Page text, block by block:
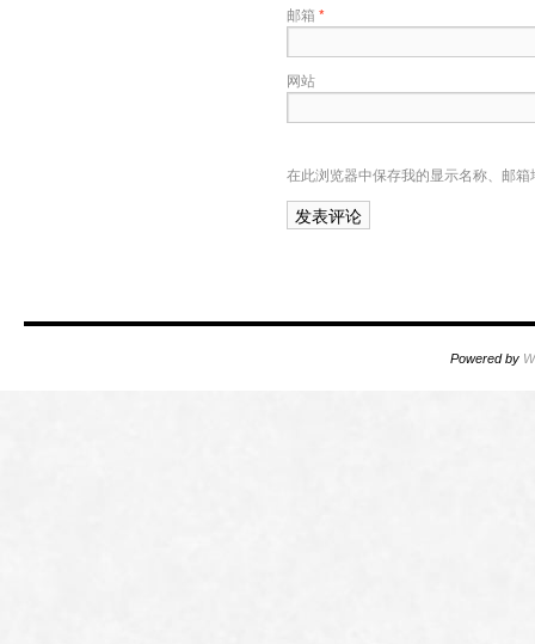
邮箱 *
网站
在此浏览器中保存我的显示名称、邮
Powered by